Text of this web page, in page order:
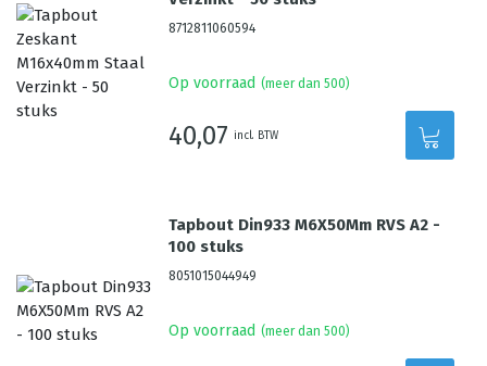
8712811060594
Op voorraad (meer dan 500)
40,07 incl. BTW
Tapbout Din933 M6X50Mm RVS A2 -
100 stuks
8051015044949
Op voorraad (meer dan 500)